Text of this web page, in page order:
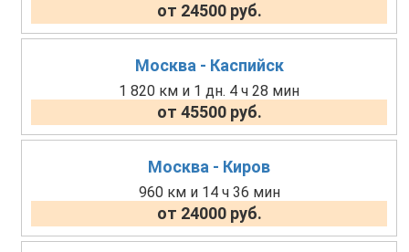
от 24500 руб.
Москва - Каспийск
1 820 км и 1 дн. 4 ч 28 мин
от 45500 руб.
Москва - Киров
960 км и 14 ч 36 мин
от 24000 руб.